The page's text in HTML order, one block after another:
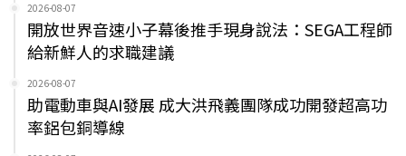
2026-08-07
開放世界音速小子幕後推手現身說法：SEGA工程師
給新鮮人的求職建議
2026-08-07
助電動車與AI發展 成大洪飛義團隊成功開發超高功
率鋁包銅導線